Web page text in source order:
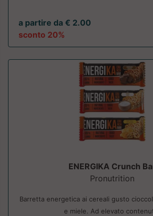
a partire da € 2.00
sconto 20%
ENERGIKA Crunch
Pronutrition
Barretta energetica ai cereali gusto
e miele. Ad elevato